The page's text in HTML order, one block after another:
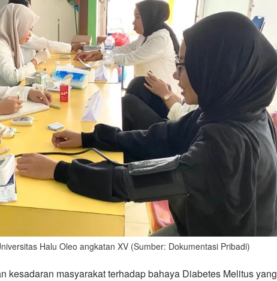
Halu Oleo angkatan XV (Sumber: Dokumentasi Pribadi)
kesadaran masyarakat terhadap bahaya Diabetes Melitus yang